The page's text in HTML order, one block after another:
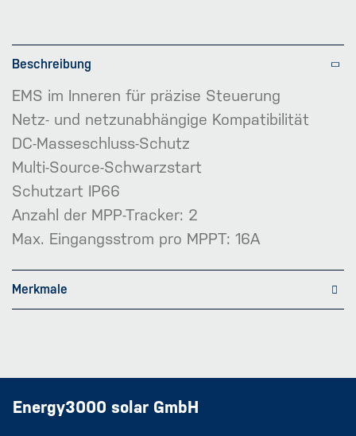
Beschreibung
EMS im Inneren für präzise Steuerung
Netz- und netzunabhängige Kompatibilität
DC-Masseschluss-Schutz
Multi-Source-Schwarzstart
Schutzart IP66
Anzahl der MPP-Tracker: 2
Max. Eingangsstrom pro MPPT: 16A
Merkmale
Energy3000 solar GmbH